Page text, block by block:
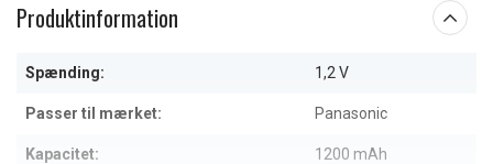
Produktinformation
Spænding: 1,2 V
Passer til mærket: Panasonic
Kapacitet: 1200 mAh